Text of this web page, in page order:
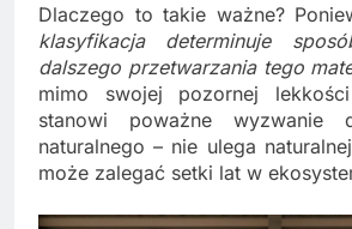
Dlaczego to takie ważne?
klasyfikacja determinuje
dalszego przetwarzania tego
mimo swojej pozornej
stanowi poważne wyzwanie
naturalnego – nie ulega
może zalegać setki lat w